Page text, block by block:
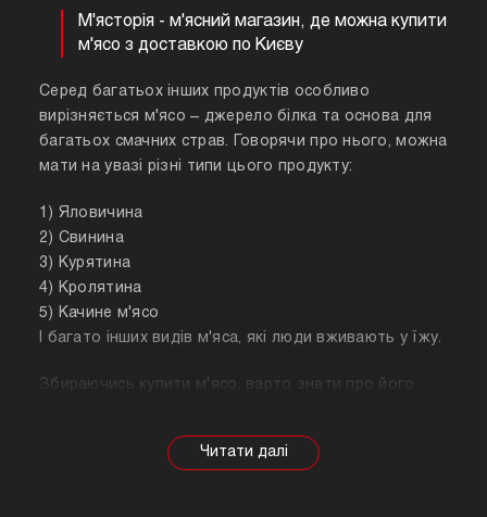
М'ясторія - м'ясний магазин, де можна купити
м'ясо з доставкою по Києву
Серед багатьох інших продуктів особливо
вирізняється м'ясо – джерело білка та основа для
багатьох смачних страв. Говорячи про нього, можна
мати на увазі різні типи цього продукту:
1) Яловичина
2) Свинина
3) Курятина
4) Кролятина
5) Качине м'ясо
І багато інших видів м'яса, які люди вживають у їжу.
Збираючись купити м'ясо, варто знати про його
залежності від тварини властивості продукту
будуть змінюватися, так само як рекомендації